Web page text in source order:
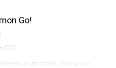
Go!
GO
ai giocatori che hanno